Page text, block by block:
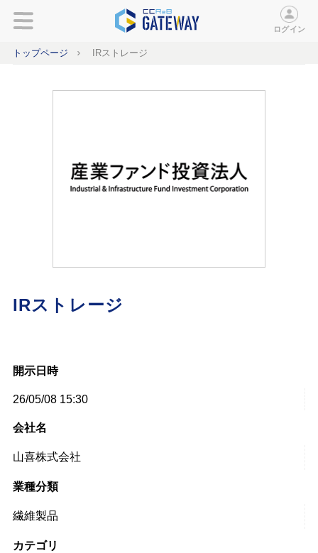
ログイン
トップページ IRストレージ
IRストレージ
開示日時
26/05/08 15:30
会社名
山喜株式会社
業種分類
繊維製品
カテゴリ